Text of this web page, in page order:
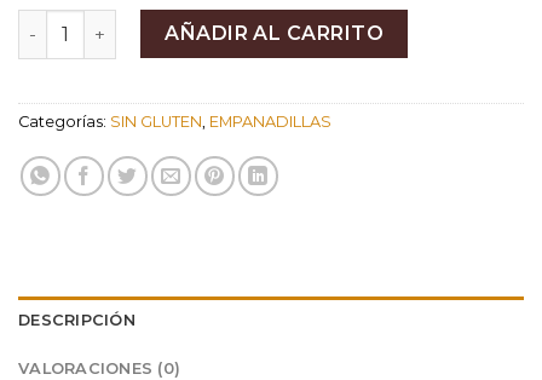
Empanadilla de Morcilla y Pera cantidad
AÑADIR AL CARRITO
Categorías: SIN GLUTEN, EMPANADILLAS
DESCRIPCIÓN
VALORACIONES (0)